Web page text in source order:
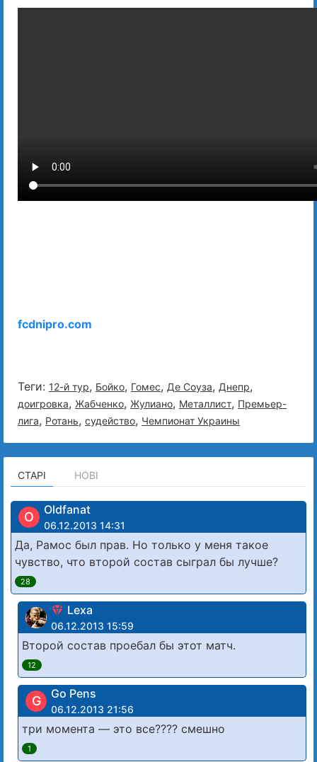
fcdnipro.com
Теги: 12-й тур, Бойко, Гомес, Де Соуза, Днепр,
доигровка, Жабченко, Жулиано, Металлист, Премьер-
лига, Ротань, судейство, Чемпионат Украины
СТАРІ НОВІ
O Oldfanat
06.12.2013 14:31
Да, Рамос был прав. Но только у меня такое
чувство, что второй состав сыграл бы лучше?
28
Lexa
06.12.2013 15:59
Второй состав проебал бы этот матч.
12
G Go Pens
06.12.2013 21:56
три момента — это все???? смешно
1